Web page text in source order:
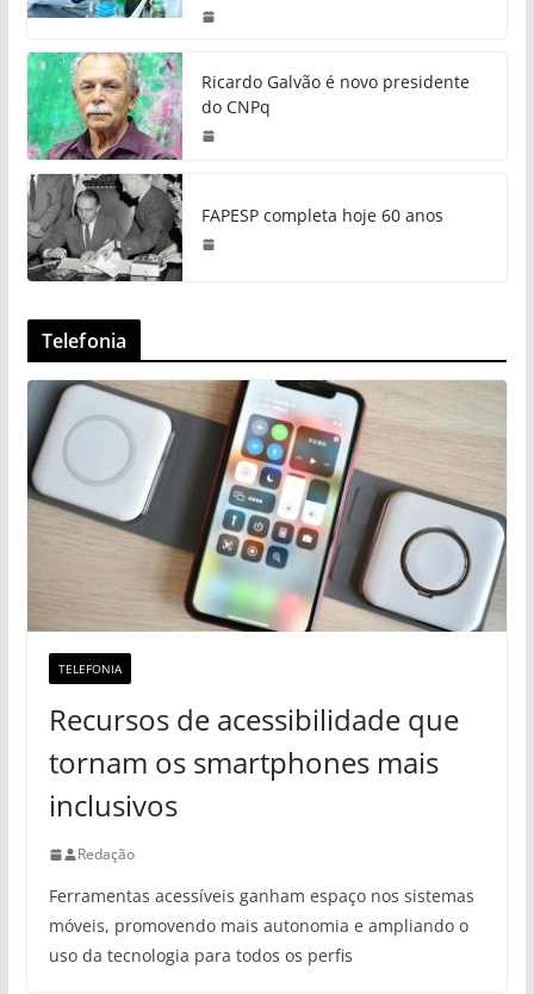
Ricardo Galvão é novo presidente
do CNPq
FAPESP completa hoje 60 anos
Telefonia
TELEFONIA
Recursos de acessibilidade que
tornam os smartphones mais
inclusivos
Redação
Ferramentas acessíveis ganham espaço nos sistemas
móveis, promovendo mais autonomia e ampliando o
uso da tecnologia para todos os perfis